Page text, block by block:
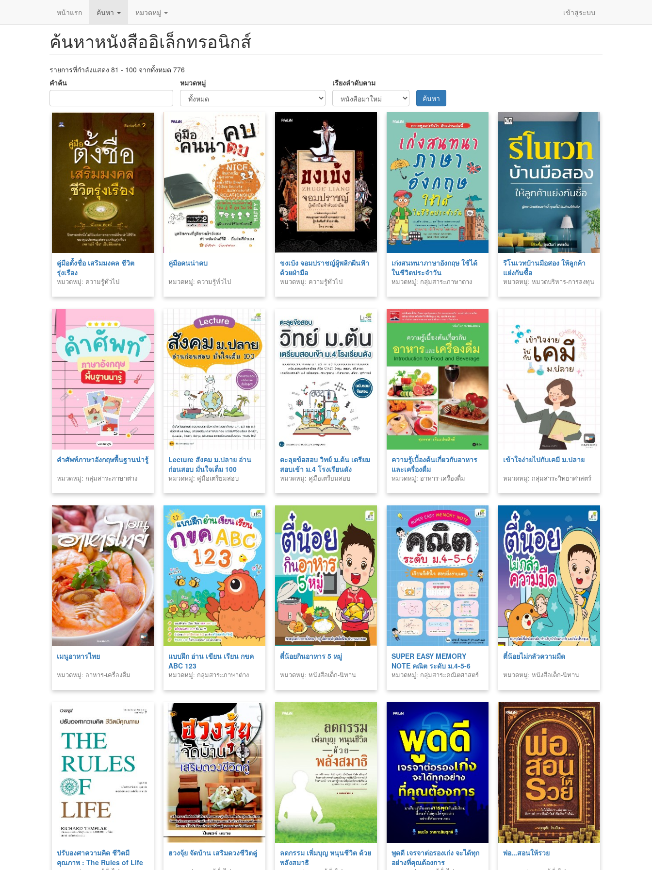
หน้าแรก ค้นหา หมวดหมู่ เข้าสู่ระบบ
ค้นหาหนังสืออิเล็กทรอนิกส์
รายการที่กำลังแสดง 81 - 100 จากทั้งหมด 776
คำค้น
หมวดหมู่
เรียงลำดับตาม
ค้นหา
คู่มือตั้งชื่อ เสริมมงคล ชีวิต
รุ่งเรือง
หมวดหมู่: ความรู้ทั่วไป
คู่มือคนน่าคบ
หมวดหมู่: ความรู้ทั่วไป
ขงเบ้ง จอมปราชญ์ผู้พลิกผืนฟ้า
ด้วยฝ่ามือ
หมวดหมู่: ความรู้ทั่วไป
เก่งสนทนาภาษาอังกฤษ ใช้ได้
ในชีวิตประจำวัน
หมวดหมู่: กลุ่มสาระภาษาต่าง
รีโนเวทบ้านมือสอง ให้ลูกค้า
แย่งกันซื้อ
หมวดหมู่: หมวดบริหาร-การลงทุน
คำศัพท์ภาษาอังกฤษพื้นฐานน่ารู้
หมวดหมู่: กลุ่มสาระภาษาต่าง
Lecture สังคม ม.ปลาย อ่าน
ก่อนสอบ มั่นใจเต็ม 100
หมวดหมู่: คู่มือเตรียมสอบ
ตะลุยข้อสอบ วิทย์ ม.ต้น เตรียม
สอบเข้า ม.4 โรงเรียนดัง
หมวดหมู่: คู่มือเตรียมสอบ
ความรู้เบื้องต้นเกี่ยวกับอาหาร
และเครื่องดื่ม
หมวดหมู่: อาหาร-เครื่องดื่ม
เข้าใจง่ายไปกับเคมี ม.ปลาย
หมวดหมู่: กลุ่มสาระวิทยาศาสตร์
เมนูอาหารไทย
หมวดหมู่: อาหาร-เครื่องดื่ม
แบบฝึก อ่าน เขียน เรียน กขค
ABC 123
หมวดหมู่: กลุ่มสาระภาษาต่าง
ตี๋น้อยกินอาหาร 5 หมู่
หมวดหมู่: หนังสือเด็ก-นิทาน
SUPER EASY MEMORY
NOTE คณิต ระดับ ม.4-5-6
เรียนก็เข้าใจ สอบยิ่งง่ายเลย
หมวดหมู่: กลุ่มสาระคณิตศาสตร์
ตี๋น้อยไม่กลัวความมืด
หมวดหมู่: หนังสือเด็ก-นิทาน
ปรับองศาความคิด ชีวิตมี
คุณภาพ : The Rules of Life
ฮวงจุ้ย จัดบ้าน เสริมดวงชีวิตคู่
ลดกรรม เพิ่มบุญ หนุนชีวิต ด้วย
พลังสมาธิ
พูดดี เจรจาต่อรองเก่ง จะได้ทุก
อย่างที่คุณต้องการ
พ่อ...สอนให้รวย